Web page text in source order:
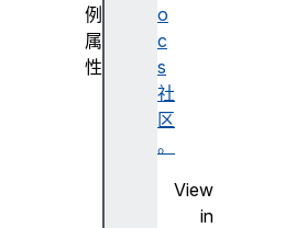
o
c
s
社
区
。
View
in
例
属
性